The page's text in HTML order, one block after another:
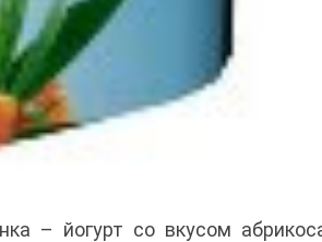
– йогурт со вкусом